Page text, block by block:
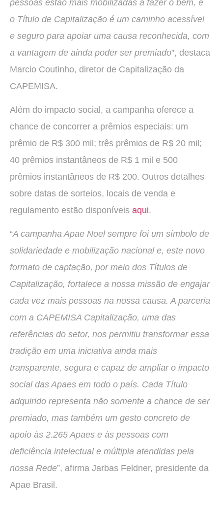
pessoas estão mais mobilizadas a fazer o bem, e
o Título de Capitalização é um caminho acessível
e seguro para apoiar uma causa reconhecida, com
a vantagem de ainda poder ser premiado”, destaca
Marcio Coutinho, diretor de Capitalização da
CAPEMISA.
Além do impacto social, a campanha oferece a
chance de concorrer a prêmios especiais: um
prêmio de R$ 300 mil; três prêmios de R$ 20 mil;
40 prêmios instantâneos de R$ 1 mil e 500
prêmios instantâneos de R$ 200. Outros detalhes
sobre datas de sorteios, locais de venda e
regulamento estão disponíveis aqui.
“A campanha Apae Noel sempre foi um símbolo de
solidariedade e mobilização nacional e, este novo
formato de captação, por meio dos Títulos de
Capitalização, fortalece a nossa missão de engajar
cada vez mais pessoas na nossa causa. A parceria
com a CAPEMISA Capitalização, uma das
referências do setor, nos permitiu transformar essa
tradição em uma iniciativa ainda mais
transparente, segura e capaz de ampliar o impacto
social das Apaes em todo o país. Cada Título
adquirido representa não somente a chance de ser
premiado, mas também um gesto concreto de
apoio às 2.265 Apaes e às pessoas com
deficiência intelectual e múltipla atendidas pela
nossa Rede”, afirma Jarbas Feldner, presidente da
Apae Brasil.